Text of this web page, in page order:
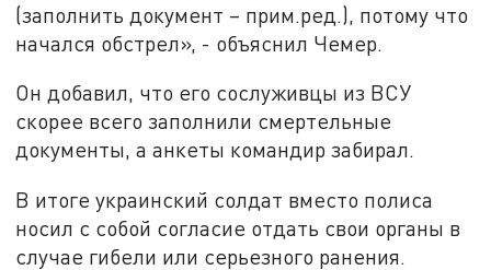
(заполнить документ – прим.ред.), потому что
начался обстрел», - объяснил Чемер.
Он добавил, что его сослуживцы из ВСУ
скорее всего заполнили смертельные
документы, а анкеты командир забирал.
В итоге украинский солдат вместо полиса
носил с собой согласие отдать свои органы в
случае гибели или серьезного ранения.